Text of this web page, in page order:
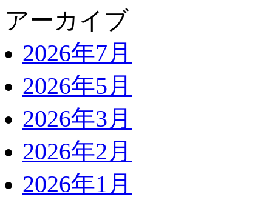
アーカイブ
2026年7月
2026年5月
2026年3月
2026年2月
2026年1月